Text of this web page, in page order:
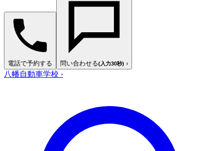
電話で予約する 問い合わせる(入力30秒) ›
八幡自動車学校 ›